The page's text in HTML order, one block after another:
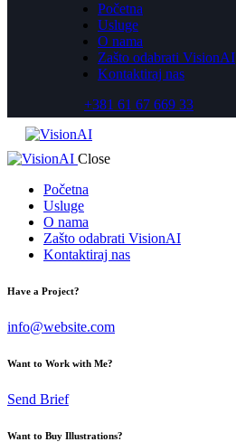
Početna
Usluge
O nama
Zašto odabrati VisionAI
Kontaktiraj nas
+381 61 67 669 33
Close
Početna
Usluge
O nama
Zašto odabrati VisionAI
Kontaktiraj nas
Have a Project?
info@website.com
Want to Work with Me?
Send Brief
Want to Buy Illustrations?